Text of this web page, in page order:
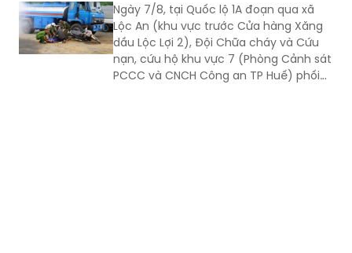
Ngày 7/8, tại Quốc lộ 1A đoạn qua xã
Lộc An (khu vực trước Cửa hàng Xăng
dầu Lộc Lợi 2), Đội Chữa cháy và Cứu
nạn, cứu hộ khu vực 7 (Phòng Cảnh sát
PCCC và CNCH Công an TP Huế) phối